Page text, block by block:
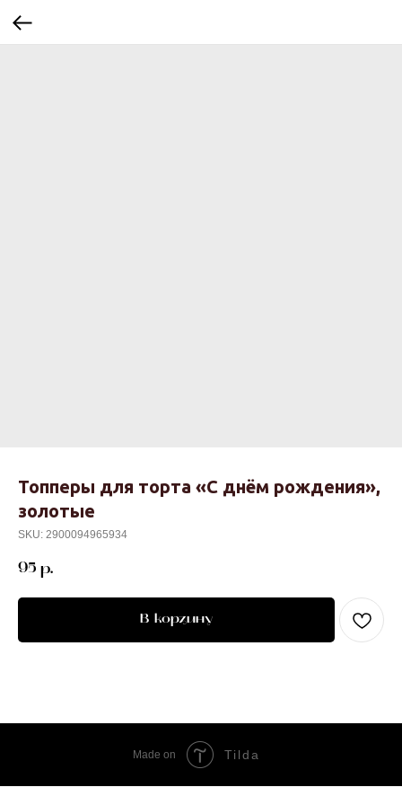
Топперы для торта «С днём рождения»,
золотые
SKU: 2900094965934
95 р.
В корзину
Made on Tilda